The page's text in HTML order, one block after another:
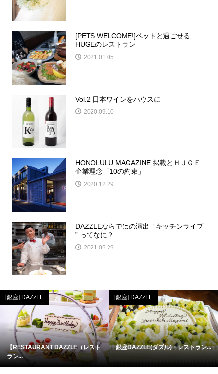
[PETS WELCOME!]ペットと過ごせる
HUGEのレストラン
2021.01.05
Vol.2 日本ワインをハウスに
2020.09.10
HONOLULU MAGAZINE 掲載とＨＵＧＥ
企業理念「10の約束」
2020.12.29
DAZZLEならではの演出 ” キッチンライブ
” ってなに？
2021.05.29
[銀座] DAZZLE
【RESTAURANT DAZZLE（レスト
ラン...
[銀座] DAZZLE
銀座DAZZLE(ダズル)・レストラン...